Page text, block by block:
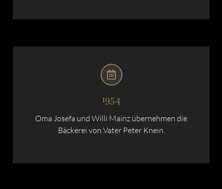
1954
Oma Josefa und Willi Mainz übernehmen die
Bäckerei von Vater Peter Knein.